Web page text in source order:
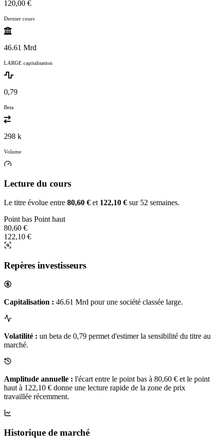
120,00 €
Dernier cours
46.61 Mrd
LARGE capitalisation
0,79
Beta
298 k
Volume
Lecture du cours
Le titre évolue entre 80,60 € et 122,10 € sur 52 semaines.
Point bas Point haut
80,60 €
122,10 €
Repères investisseurs
Capitalisation : 46.61 Mrd pour une société classée large.
Volatilité : un beta de 0,79 permet d'estimer la sensibilité du titre au
marché.
Amplitude annuelle : l'écart entre le point bas à 80,60 € et le point
haut à 122,10 € donne une lecture rapide de la zone de prix
travaillée récemment.
Historique de marché